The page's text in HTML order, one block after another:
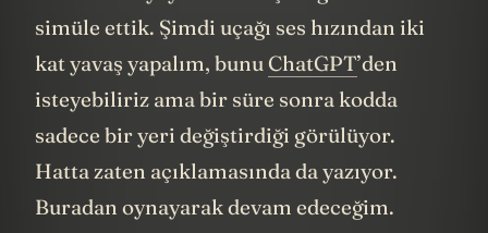
ses hızında yayılan basınç dalgalarını
simüle ettik. Şimdi uçağı ses hızından iki
kat yavaş yapalım, bunuChatGPT’den
isteyebiliriz ama bir süre sonra kodda
sadece bir yeri değiştirdiği görülüyor.
Hatta zaten açıklamasında da yazıyor.